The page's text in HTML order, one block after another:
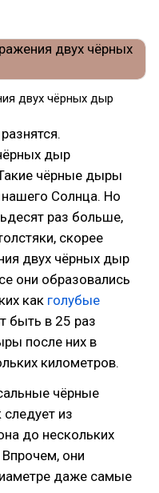
двух чёрных дыр
дыр
чёрные дыры
Солнца. Но
раз больше,
скорее
двух чёрных дыр
они образовались
как голубые
быть в 25 раз
после них в
километров.
чёрные
следует из
до нескольких
они
даже самые